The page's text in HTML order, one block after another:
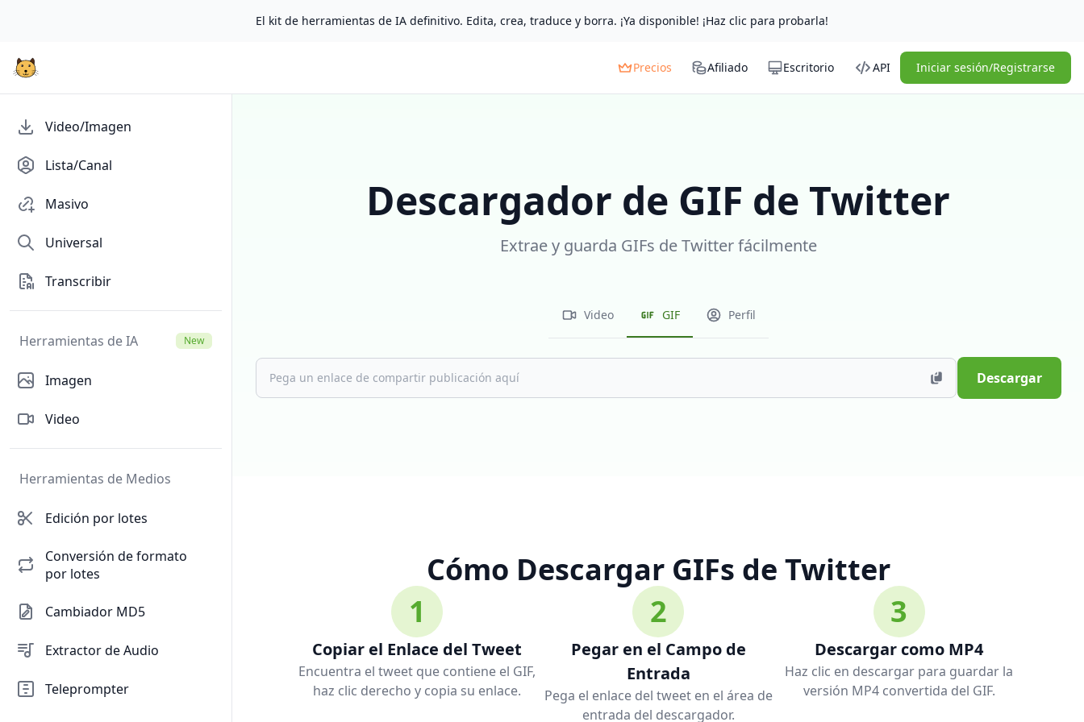
El kit de herramientas de IA definitivo. Edita, crea, traduce y borra. ¡Ya disponible! ¡Haz clic para probarla!
Precios Afiliado Escritorio API Iniciar sesión/Registrarse
Video/Imagen
Lista/Canal
Masivo
Universal
Transcribir
Herramientas de IA New
Imagen
Video
Herramientas de Medios
Edición por lotes
Conversión de formato
por lotes
Cambiador MD5
Extractor de Audio
Teleprompter
Descargador de GIF de Twitter
Extrae y guarda GIFs de Twitter fácilmente
Video GIF Perfil
Descargar
Cómo Descargar GIFs de Twitter
1
Copiar el Enlace del Tweet
Encuentra el tweet que contiene el GIF,
haz clic derecho y copia su enlace.
2
Pegar en el Campo de
Entrada
Pega el enlace del tweet en el área de
entrada del descargador.
3
Descargar como MP4
Haz clic en descargar para guardar la
versión MP4 convertida del GIF.